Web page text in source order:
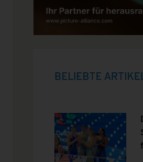
BELIEBTE